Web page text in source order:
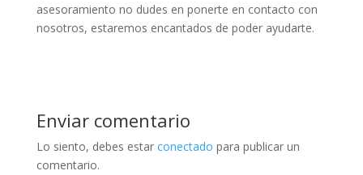
asesoramiento no dudes en ponerte en contacto con
nosotros, estaremos encantados de poder ayudarte.
Enviar comentario
Lo siento, debes estar conectado para publicar un
comentario.